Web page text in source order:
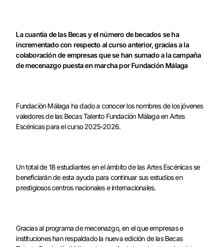
La cuantía de las Becas y el número de becados se ha
incrementado con respecto al curso anterior, gracias a la
colaboración de empresas que se han sumado a la campaña
de mecenazgo puesta en marcha por Fundación Málaga
Fundación Málaga ha dado a conocer los nombres de los jóvenes
valedores de las Becas Talento Fundación Málaga en Artes
Escénicas para el curso 2025-2026.
Un total de 18 estudiantes en el ámbito de las Artes Escénicas se
beneficiarán de esta ayuda para continuar sus estudios en
prestigiosos centros nacionales e internacionales.
Gracias al programa de mecenazgo, en el que empresas e
instituciones han respaldado la nueva edición de las Becas